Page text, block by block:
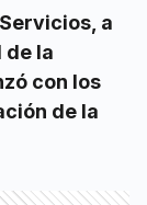
a
de la
con los
de la